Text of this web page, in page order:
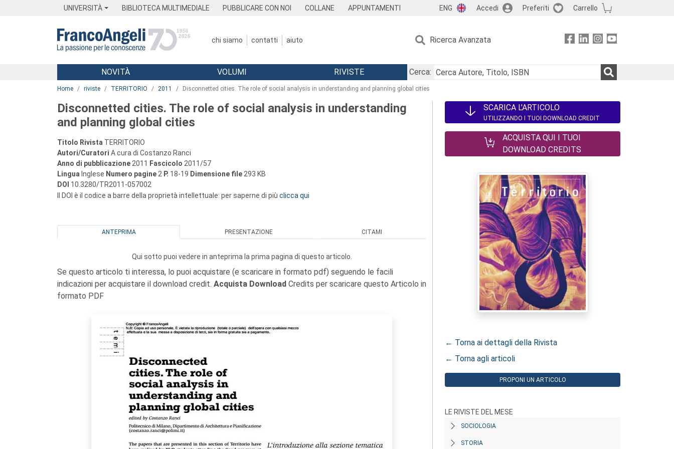
UNIVERSITÀ BIBLIOTECA MULTIMEDIALE PUBBLICARE CON NOI COLLANE APPUNTAMENTI ENG Accedi Preferiti Carrello
chi siamo contatti aiuto Ricerca Avanzata
Menu
NOVITÀ VOLUMI RIVISTE
Cerca:
Home riviste TERRITORIO 2011 Disconnetted cities. The role of social analysis in understanding and planning global cities
Disconnetted cities. The role of social analysis in understanding
and planning global cities
Titolo Rivista TERRITORIO
Autori/Curatori A cura di Costanzo Ranci
Anno di pubblicazione 2011 Fascicolo 2011/57
Lingua Inglese Numero pagine 2 P. 18-19 Dimensione file 293 KB
DOI 10.3280/TR2011-057002
Il DOI è il codice a barre della proprietà intellettuale: per saperne di più clicca qui
ANTEPRIMA PRESENTAZIONE CITAMI
Qui sotto puoi vedere in anteprima la prima pagina di questo articolo.
Se questo articolo ti interessa, lo puoi acquistare (e scaricare in formato pdf) seguendo le facili
indicazioni per acquistare il download credit. Acquista Download Credits per scaricare questo Articolo in
formato PDF
SCARICA L'ARTICOLO
UTILIZZANDO I TUOI DOWNLOAD CREDIT
ACQUISTA QUI I TUOI
DOWNLOAD CREDITS
← Torna ai dettagli della Rivista
← Torna agli articoli
PROPONI UN ARTICOLO
LE RIVISTE DEL MESE
SOCIOLOGIA
STORIA